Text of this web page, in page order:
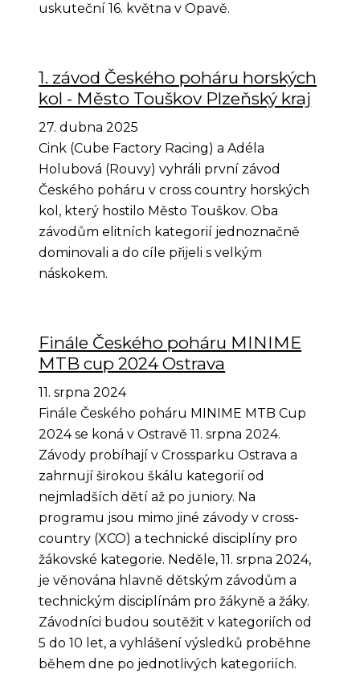
uskuteční 16. května v Opavě.
1. závod Českého poháru horských
kol - Město Touškov Plzeňský kraj
27. dubna 2025
Cink (Cube Factory Racing) a Adéla
Holubová (Rouvy) vyhráli první závod
Českého poháru v cross country horských
kol, který hostilo Město Touškov. Oba
závodům elitních kategorií jednoznačně
dominovali a do cíle přijeli s velkým
náskokem.
Finále Českého poháru MINIME
MTB cup 2024 Ostrava
11. srpna 2024
Finále Českého poháru MINIME MTB Cup
2024 se koná v Ostravě 11. srpna 2024.
Závody probíhají v Crossparku Ostrava a
zahrnují širokou škálu kategorií od
nejmladších dětí až po juniory. Na
programu jsou mimo jiné závody v cross-
country (XCO) a technické disciplíny pro
žákovské kategorie. Neděle, 11. srpna 2024,
je věnována hlavně dětským závodům a
technickým disciplínám pro žákyně a žáky.
Závodníci budou soutěžit v kategoriích od
5 do 10 let, a vyhlášení výsledků proběhne
během dne po jednotlivých kategoriích.